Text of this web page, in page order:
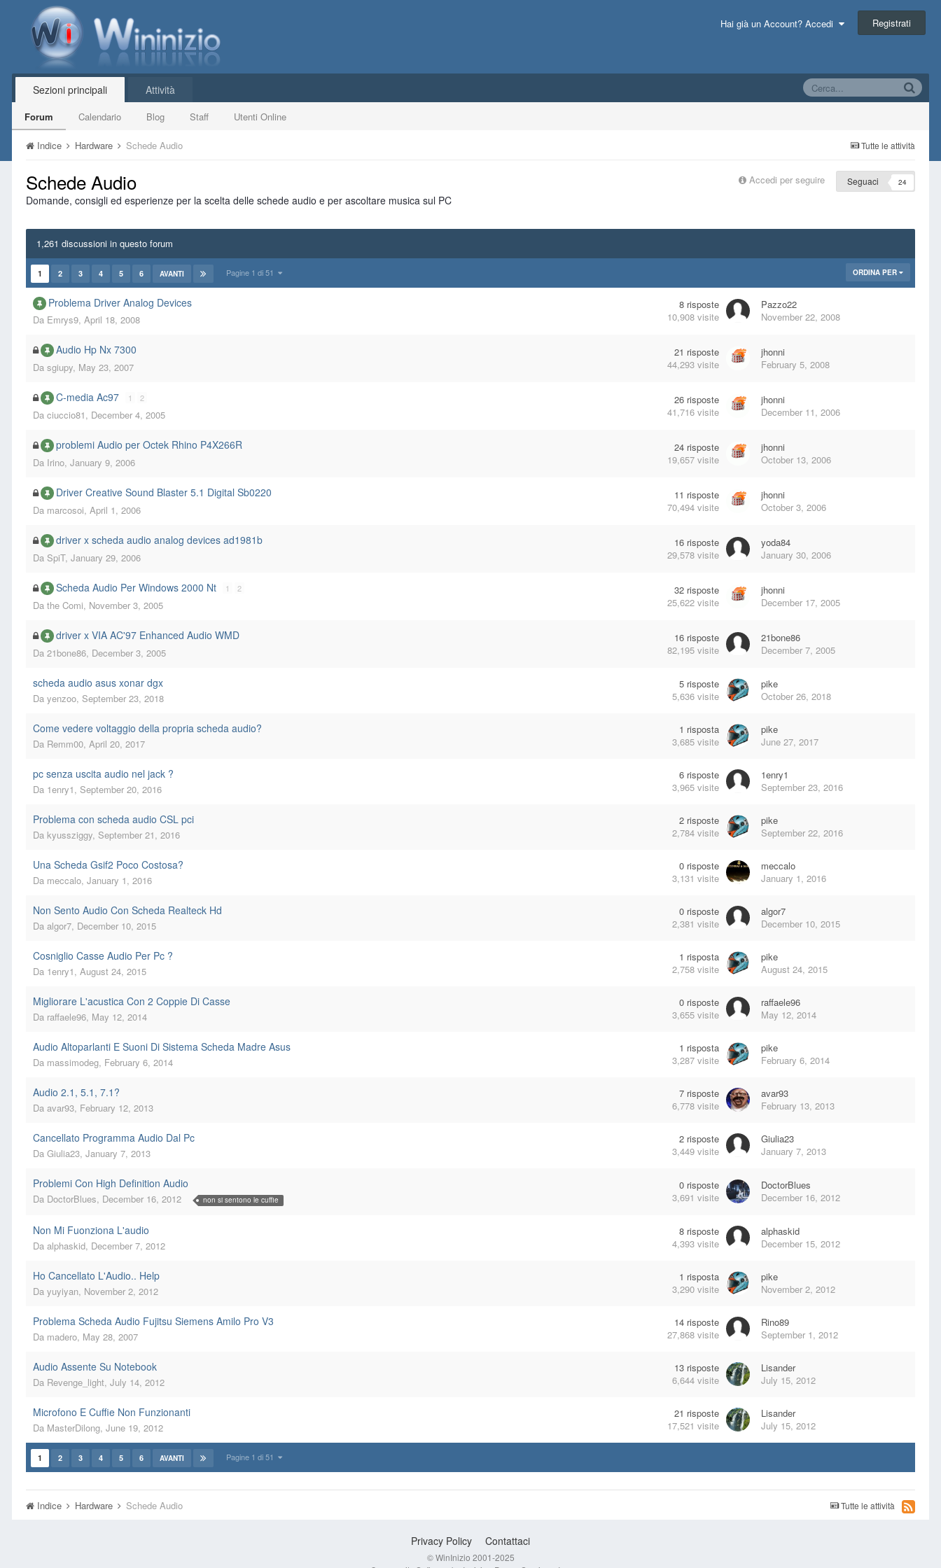
Hai già un Account? Accedi Registrati
Sezioni principali
Forum Calendario Blog Staff Utenti Online
Attività
Tutte le attività
Indice Hardware Schede Audio
Schede Audio Accedi per seguire Seguaci 24
Domande, consigli ed esperienze per la scelta delle schede audio e per ascoltare musica sul PC
1,261 discussioni in questo forum
ORDINA PER
1 2 3 4 5 6 AVANTI Pagine 1 di 51
Problema Driver Analog Devices
Da Emrys9, April 18, 2008
8 risposte
10,908 visite
Pazzo22
November 22, 2008
Audio Hp Nx 7300
Da sgiupy, May 23, 2007
21 risposte
44,293 visite
jhonni
February 5, 2008
C-media Ac97 1 2
Da ciuccio81, December 4, 2005
26 risposte
41,716 visite
jhonni
December 11, 2006
problemi Audio per Octek Rhino P4X266R
Da Irino, January 9, 2006
24 risposte
19,657 visite
jhonni
October 13, 2006
Driver Creative Sound Blaster 5.1 Digital Sb0220
Da marcosoi, April 1, 2006
11 risposte
70,494 visite
jhonni
October 3, 2006
driver x scheda audio analog devices ad1981b
Da SpiT, January 29, 2006
16 risposte
29,578 visite
yoda84
January 30, 2006
Scheda Audio Per Windows 2000 Nt 1 2
Da the Comi, November 3, 2005
32 risposte
25,622 visite
jhonni
December 17, 2005
driver x VIA AC'97 Enhanced Audio WMD
Da 21bone86, December 3, 2005
16 risposte
82,195 visite
21bone86
December 7, 2005
scheda audio asus xonar dgx
Da yenzoo, September 23, 2018
5 risposte
5,636 visite
pike
October 26, 2018
Come vedere voltaggio della propria scheda audio?
Da Remm00, April 20, 2017
1 risposta
3,685 visite
pike
June 27, 2017
pc senza uscita audio nel jack ?
Da 1enry1, September 20, 2016
6 risposte
3,965 visite
1enry1
September 23, 2016
Problema con scheda audio CSL pci
Da kyussziggy, September 21, 2016
2 risposte
2,784 visite
pike
September 22, 2016
Una Scheda Gsif2 Poco Costosa?
Da meccalo, January 1, 2016
0 risposte
3,131 visite
meccalo
January 1, 2016
Non Sento Audio Con Scheda Realteck Hd
Da algor7, December 10, 2015
0 risposte
2,381 visite
algor7
December 10, 2015
Cosniglio Casse Audio Per Pc ?
Da 1enry1, August 24, 2015
1 risposta
2,758 visite
pike
August 24, 2015
Migliorare L'acustica Con 2 Coppie Di Casse
Da raffaele96, May 12, 2014
0 risposte
3,655 visite
raffaele96
May 12, 2014
Audio Altoparlanti E Suoni Di Sistema Scheda Madre Asus
Da massimodeg, February 6, 2014
1 risposta
3,287 visite
pike
February 6, 2014
Audio 2.1, 5.1, 7.1?
Da avar93, February 12, 2013
7 risposte
6,778 visite
avar93
February 13, 2013
Cancellato Programma Audio Dal Pc
Da Giulia23, January 7, 2013
2 risposte
3,449 visite
Giulia23
January 7, 2013
Problemi Con High Definition Audio
Da DoctorBlues, December 16, 2012 non si sentono le cuffie
0 risposte
3,691 visite
DoctorBlues
December 16, 2012
Non Mi Fuonziona L'audio
Da alphaskid, December 7, 2012
8 risposte
4,393 visite
alphaskid
December 15, 2012
Ho Cancellato L'Audio.. Help
Da yuyiyan, November 2, 2012
1 risposta
3,290 visite
pike
November 2, 2012
Problema Scheda Audio Fujitsu Siemens Amilo Pro V3
Da madero, May 28, 2007
14 risposte
27,868 visite
Rino89
September 1, 2012
Audio Assente Su Notebook
Da Revenge_light, July 14, 2012
13 risposte
6,644 visite
Lisander
July 15, 2012
Microfono E Cuffie Non Funzionanti
Da MasterDilong, June 19, 2012
21 risposte
17,521 visite
Lisander
July 15, 2012
1 2 3 4 5 6 AVANTI Pagine 1 di 51
Tutte le attività
Indice Hardware Schede Audio
Privacy Policy Contattaci
© WinInizio 2001-2025